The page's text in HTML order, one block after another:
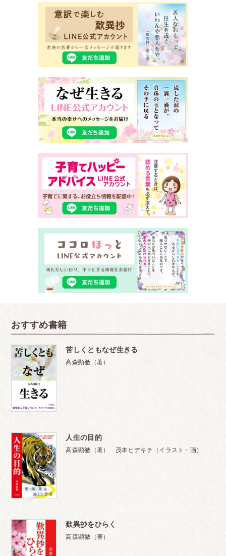
おすすめ書籍
苦しくともなぜ生きる
高森顕徹（著）
人生の目的
高森顕徹（著） 茂本ヒデキチ（イラスト・画）
歎異抄をひらく
高森顕徹（著）